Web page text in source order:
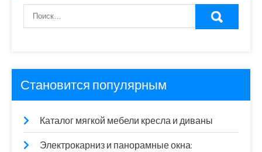
Становится популярным
Каталог мягкой мебели кресла и диваны
Электрокарниз и панорамные окна: